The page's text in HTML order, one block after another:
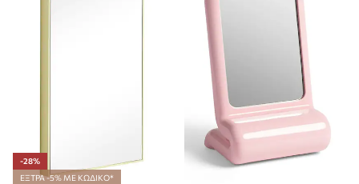
-28%
ΕΞΤΡΑ -5% ΜΕ ΚΩΔΙΚΟ*